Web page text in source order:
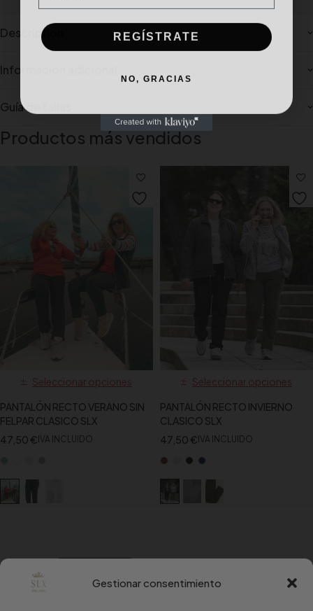
Gestionar consentimiento
Description
Información adicional
Guía de tallas
Productos más vendidos
Seleccionar opciones
PANTALÓN RECTO VERANO SIN
FELPAR CLASICO SLX
47,50 € IVA INCLUIDO
Seleccionar opciones
PANTALÓN RECTO INVIERNO
CLASICO SLX
47,50 € IVA INCLUIDO
REGÍSTRATE